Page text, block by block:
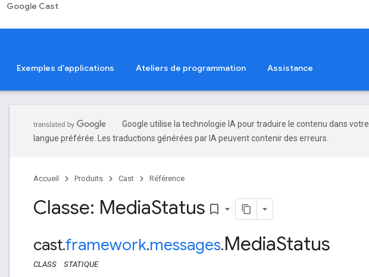
Google Cast
Exemples d'applications Ateliers de programmation Assistance
Google utilise la technologie IA pour traduire le contenu dans votre
langue préférée. Les traductions générées par IA peuvent contenir des erreurs.
Accueil Produits Cast Référence
Classe: MediaStatus bookmark_border
cast.framework.messages.MediaStatus
CLASS STATIQUE